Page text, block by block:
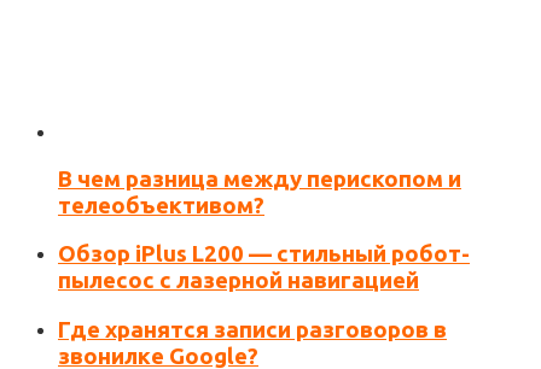
Сохранить моё имя, email и адрес сайта в этом
браузере для последующих моих комментариев.
В чем разница между перископом и
телеобъективом?
Обзор iPlus L200 — стильный робот-
пылесос с лазерной навигацией
Где хранятся записи разговоров в
звонилке Google?